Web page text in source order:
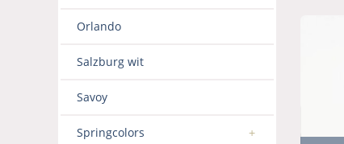
Orlando
Salzburg wit
Savoy
Springcolors